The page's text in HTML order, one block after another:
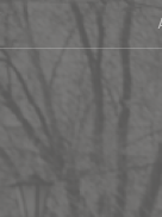
content